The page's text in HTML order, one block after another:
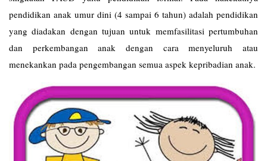
pendidikan anak umur dini (4 sampai 6 tahun) adalah pendidikan
yang diadakan dengan tujuan untuk memfasilitasi pertumbuhan
dan perkembangan anak dengan cara menyeluruh atau
menekankan pada pengembangan semua aspek kepribadian anak.